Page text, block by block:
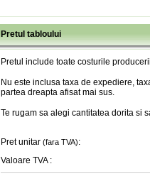
Pretul tabloului
Pretul include toate costurile
Nu este inclusa taxa de expediere,
partea dreapta afisat mai sus.
Te rugam sa alegi cantitatea dorita si
Pret unitar (fara TVA):
Valoare TVA :